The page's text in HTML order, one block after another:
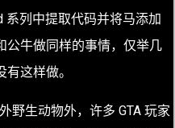
系列中提取代码并将马添加
公牛做同样的事情，仅举几
这样做。
野生动物外，许多 GTA 玩家